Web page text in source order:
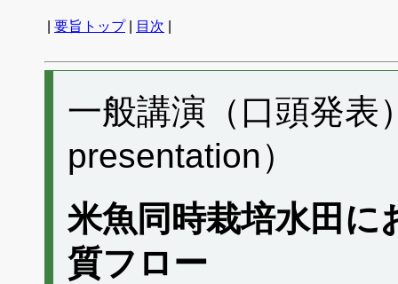
要旨トップ| 目次
一般講演（口頭発
presentation）
米魚同時栽培水田に
質フロー